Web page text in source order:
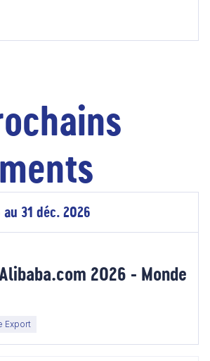
31 déc. 2026
2026 - Monde
Export